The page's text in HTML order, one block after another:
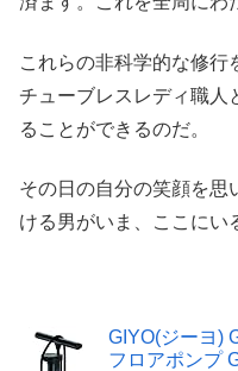
これらの非科学的な修行
チューブレスレディ職人
ることができるのだ。
その日の自分の笑顔を思
ける男がいま、ここにい
GIYO(ジーヨ)
フロアポンプ